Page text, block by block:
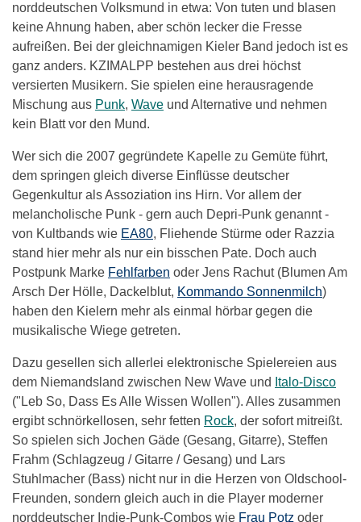
norddeutschen Volksmund in etwa: Von tuten und blasen
keine Ahnung haben, aber schön lecker die Fresse
aufreißen. Bei der gleichnamigen Kieler Band jedoch ist es
ganz anders. KZIMALPP bestehen aus drei höchst
versierten Musikern. Sie spielen eine herausragende
Mischung aus Punk, Wave und Alternative und nehmen
kein Blatt vor den Mund.
Wer sich die 2007 gegründete Kapelle zu Gemüte führt,
dem springen gleich diverse Einflüsse deutscher
Gegenkultur als Assoziation ins Hirn. Vor allem der
melancholische Punk - gern auch Depri-Punk genannt -
von Kultbands wie EA80, Fliehende Stürme oder Razzia
stand hier mehr als nur ein bisschen Pate. Doch auch
Postpunk Marke Fehlfarben oder Jens Rachut (Blumen Am
Arsch Der Hölle, Dackelblut, Kommando Sonnenmilch)
haben den Kielern mehr als einmal hörbar gegen die
musikalische Wiege getreten.
Dazu gesellen sich allerlei elektronische Spielereien aus
dem Niemandsland zwischen New Wave und Italo-Disco
("Leb So, Dass Es Alle Wissen Wollen"). Alles zusammen
ergibt schnörkellosen, sehr fetten Rock, der sofort mitreißt.
So spielen sich Jochen Gäde (Gesang, Gitarre), Steffen
Frahm (Schlagzeug / Gitarre / Gesang) und Lars
Stuhlmacher (Bass) nicht nur in die Herzen von Oldschool-
Freunden, sondern gleich auch in die Player moderner
norddeutscher Indie-Punk-Combos wie Frau Potz oder